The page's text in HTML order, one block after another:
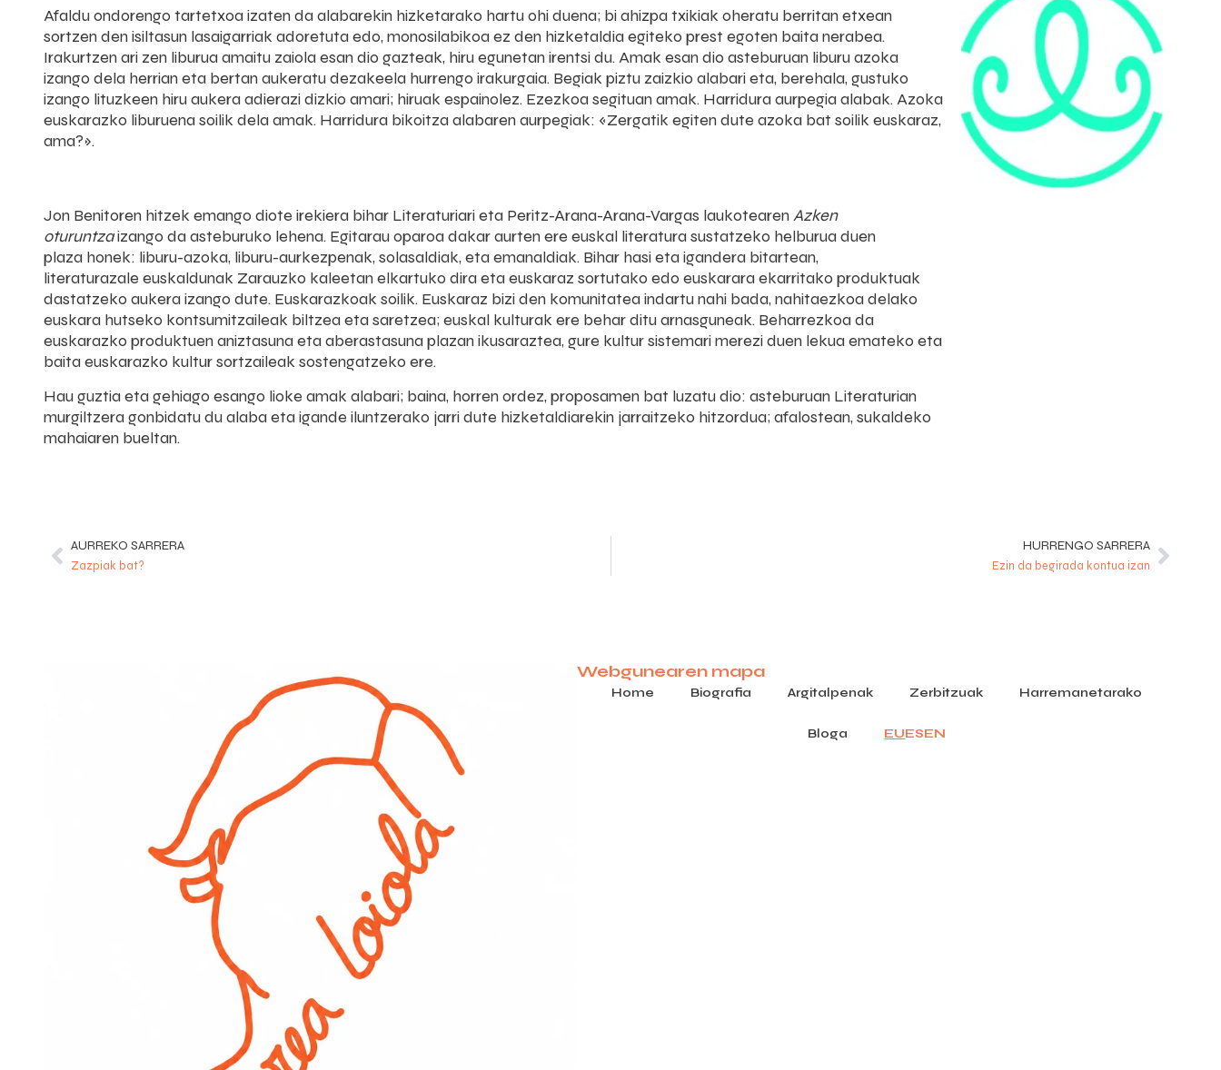
Afaldu ondorengo tartetxoa izaten da alabarekin hizketarako hartu ohi duena; bi ahizpa txikiak oheratu berritan etxean
sortzen den isiltasun lasaigarriak adoretuta edo, monosilabikoa ez den hizketaldia egiteko prest egoten baita nerabea.
Irakurtzen ari zen liburua amaitu zaiola esan dio gazteak, hiru egunetan irentsi du. Amak esan dio asteburuan liburu azoka
izango dela herrian eta bertan aukeratu dezakeela hurrengo irakurgaia. Begiak piztu zaizkio alabari eta, berehala, gustuko
izango lituzkeen hiru aukera adierazi dizkio amari; hiruak espainolez. Ezezkoa segituan amak. Harridura aurpegia alabak. Azoka
euskarazko liburuena soilik dela amak. Harridura bikoitza alabaren aurpegiak: «Zergatik egiten dute azoka bat soilik euskaraz,
ama?».
Jon Benitoren hitzek emango diote irekiera bihar Literaturiari eta Peritz-Arana-Arana-Vargas laukotearenAzken
oturuntzaizango da asteburuko lehena. Egitarau oparoa dakar aurten ere euskal literatura sustatzeko helburua duen
plaza honek: liburu-azoka, liburu-aurkezpenak, solasaldiak, eta emanaldiak. Bihar hasi eta igandera bitartean,
literaturazale euskaldunak Zarauzko kaleetan elkartuko dira eta euskaraz sortutako edo euskarara ekarritako produktuak
dastatzeko aukera izango dute. Euskarazkoak soilik. Euskaraz bizi den komunitatea indartu nahi bada, nahitaezkoa delako
euskara hutseko kontsumitzaileak biltzea eta saretzea; euskal kulturak ere behar ditu arnasguneak. Beharrezkoa da
euskarazko produktuen aniztasuna eta aberastasuna plazan ikusaraztea, gure kultur sistemari merezi duen lekua emateko eta
baita euskarazko kultur sortzaileak sostengatzeko ere.
Hau guztia eta gehiago esango lioke amak alabari; baina, horren ordez, proposamen bat luzatu dio: asteburuan Literaturian
murgiltzera gonbidatu du alaba eta igande iluntzerako jarri dute hizketaldiarekin jarraitzeko hitzordua; afalostean, sukaldeko
mahaiaren bueltan.
AURREKO SARRERA
Zazpiak bat?
HURRENGO SARRERA
Ezin da begirada kontua izan
Webgunearen mapa
Home Biografia Argitalpenak Zerbitzuak Harremanetarako
Bloga EUESEN